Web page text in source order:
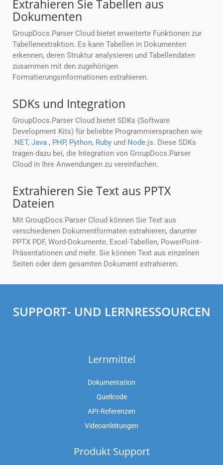
Extrahieren Sie Tabellen aus
Dokumenten
GroupDocs.Parser Cloud bietet erweiterte Funktionen zur
Tabellenextraktion. Es kann Tabellen in Dokumenten
erkennen, deren Struktur analysieren und Tabellendaten
zusammen mit den zugehörigen
Formatierungsinformationen extrahieren.
SDKs und Integration
GroupDocs.Parser Cloud bietet SDKs (Software
Development Kits) für beliebte Programmiersprachen wie
.NET, Java , PHP, Python, Ruby und Node.js. Diese SDKs
tragen dazu bei, die Integration von GroupDocs.Parser
Cloud in Ihre Anwendungen zu vereinfachen.
Extrahieren Sie Text aus PPTX
Dateien
Mit GroupDocs.Parser Cloud können Sie Text aus
verschiedenen Dokumentformaten extrahieren, darunter
PPTX PDF, Word-Dokumente, Excel-Tabellen, PowerPoint-
Präsentationen und mehr. Sie können Text aus einzelnen
Seiten oder dem gesamten Dokument extrahieren.
SUPPORT- UND LERNRESSOURCEN
Lernmittel
Dokumentation
Quellcode
API-Referenzen
Videoanleitungen
Produkt Support